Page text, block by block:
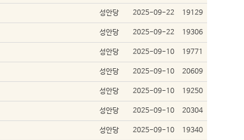
성안당 2025-09-22 19129
성안당 2025-09-22 19306
성안당 2025-09-10 19771
성안당 2025-09-10 20609
성안당 2025-09-10 19250
성안당 2025-09-10 20304
성안당 2025-09-10 19340